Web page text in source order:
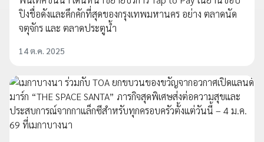
ปิงชื่อดังและคึกคักที่สุดของกรุงเทพมหานคร อย่าง ตลาดนัด
จตุจักร และ ตลาดประตูน้ำ
14 ต.ค. 2025